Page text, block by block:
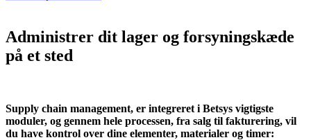
Administrer dit lager og forsyningskæde
på et sted
Supply chain management, er integreret i Betsys vigtigste
moduler, og gennem hele processen, fra salg til fakturering, vil
du have kontrol over dine elementer, materialer og timer: